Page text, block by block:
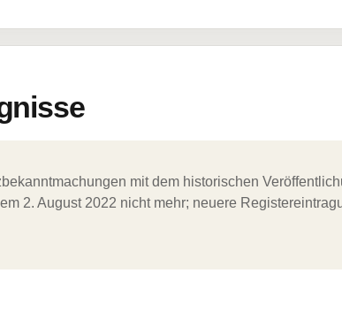
mit dem historischen
2. August 2022 nicht mehr; neuere